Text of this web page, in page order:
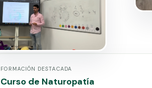
FORMACIÓN DESTACADA
Curso de Naturopatía